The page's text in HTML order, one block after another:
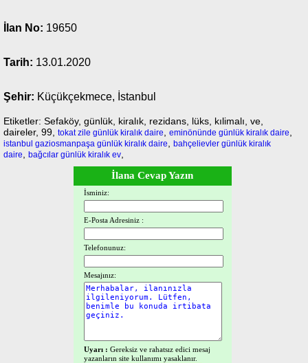
İlan No: 19650
Tarih: 13.01.2020
Şehir: Küçükçekmece, İstanbul
Etiketler: Sefaköy, günlük, kiralık, rezidans, lüks, kılimalı, ve,
daireler, 99, tokat zile günlük kiralık daire eminönünde günlük kiralık daire
istanbul gaziosmanpaşa günlük kiralık daire
bahçelievler günlük kiralık
daire
bağcılar günlük kiralık ev
İlana Cevap Yazın
İsminiz:
E-Posta Adresiniz :
Telefonunuz:
Mesajınız:
Uyarı : Gereksiz ve rahatsız edici mesaj
yazanların site kullanımı yasaklanır.